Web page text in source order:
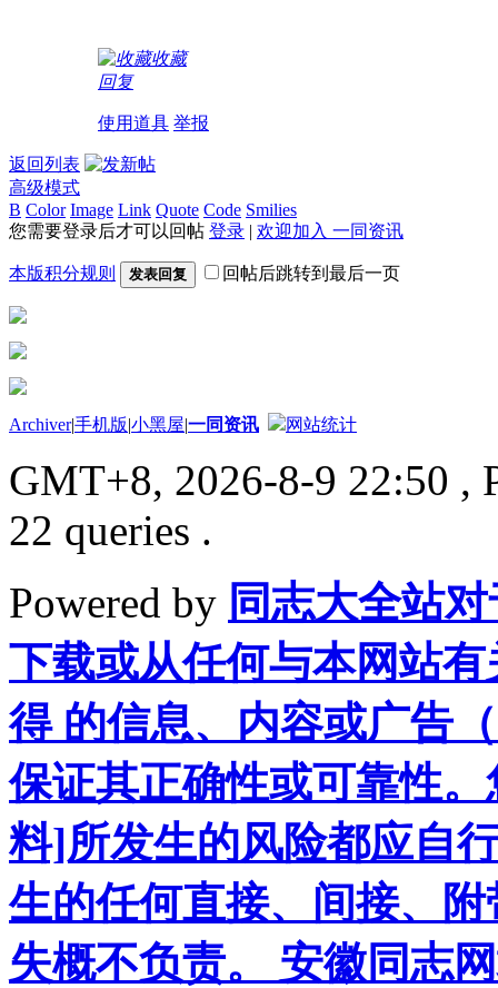
收藏
回复
使用道具 举报
返回列表
高级模式
B Color Image Link Quote Code Smilies
您需要登录后才可以回帖 登录 | 欢迎加入 一同资讯
本版积分规则 发表回复 回帖后跳转到最后一页
Archiver|手机版|小黑屋|一同资讯 网站统计
GMT+8, 2026-8-9 22:50 ,
22 queries .
Powered by 同志大全站
下载或从任何与本网站
得 的信息、内容或广告
保证其正确性或可靠性
料]所发生的风险都应自
生的任何直接、间接、
失概不负责。 安徽同志